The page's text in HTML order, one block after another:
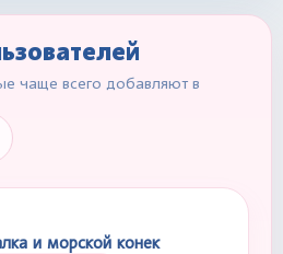
чаще всего добавляют в
и морской конек